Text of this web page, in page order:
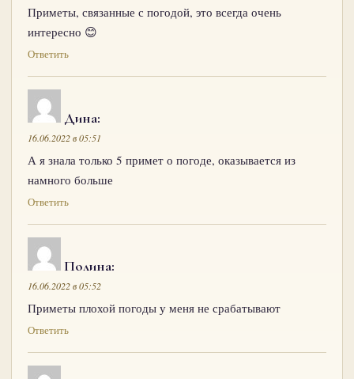
Приметы, связанные с погодой, это всегда очень
интересно 😊
Ответить
Дина:
16.06.2022 в 05:51
А я знала только 5 примет о погоде, оказывается из
намного больше
Ответить
Полина:
16.06.2022 в 05:52
Приметы плохой погоды у меня не срабатывают
Ответить